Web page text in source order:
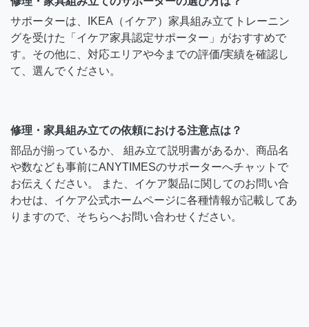
サポーターは、IKEA（イケア）家具組み立てトレーニン
グを受けた「イケア家具認定サポーター」がおすすめで
す。その他に、対応エリアや今までの評価/実績を確認し
て、選んでください。
修理・家具組み立ての依頼における注意点は？
部品が揃っているか、 組み立て説明書があるか、商品名
や数なども事前にANYTIMESのサポーターへチャットで
お伝えください。 また、イケア製品に関してのお問い合
わせは、イケア公式ホームページに各種情報が記載してあ
りますので、そちらへお問い合わせください。